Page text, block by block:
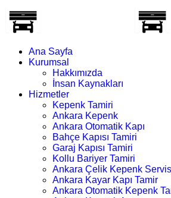
Ana Sayfa
Kurumsal
Hakkımızda
İnsan Kaynakları
Hizmetler
Kepenk Tamiri
Ankara Kepenk
Ankara Otomatik Kapı
Bahçe Kapısı Tamiri
Garaj Kapısı Tamiri
Kollu Bariyer Tamiri
Ankara Çelik Kepenk
Ankara Kayar Kapı Tamir
Ankara Otomatik Kepenk